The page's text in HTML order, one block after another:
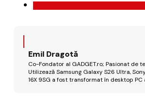
Emil Dragotă
Co-Fondator al GADGET.ro; Pasionat
Utilizează Samsung Galaxy S26 Ultra,
16X 9SG a fost transformat în desktop